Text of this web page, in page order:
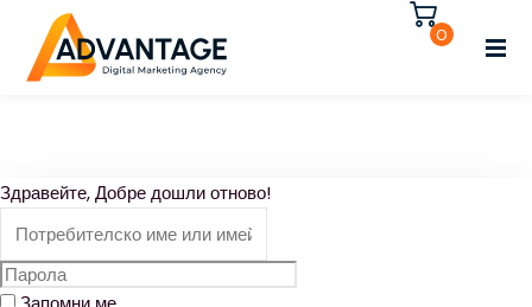
0
Здравейте, Добре дошли отново!
Регистрирайте се
Вече имате акаунт?